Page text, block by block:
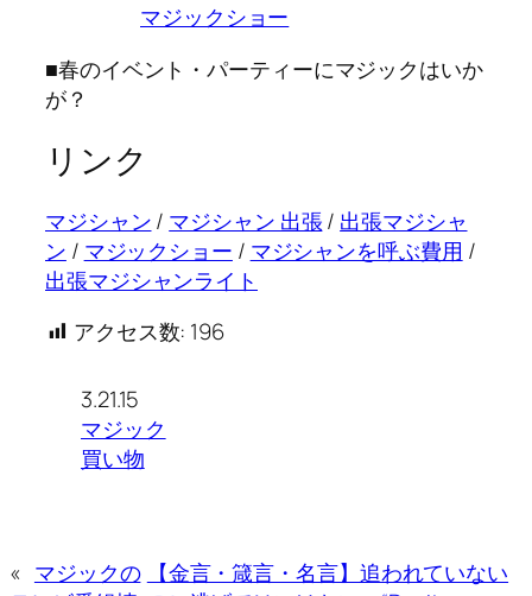
マジックショー
■春のイベント・パーティーにマジックはいか
が？
リンク
マジシャン/ マジシャン 出張/ 出張マジシャ
ン / マジックショー / マジシャンを呼ぶ費用 /
出張マジシャンライト
アクセス数: 196
3.21.15
マジック
買い物
« マジックの
【金言・箴言・名言】追われていない